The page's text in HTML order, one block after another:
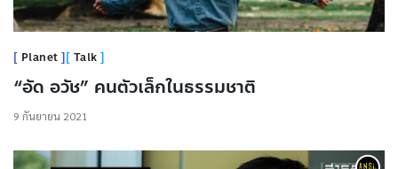
Planet Talk
“อัด อวัช” คนตัวเล็กในธรรมชาติ
9 กันยายน 2021